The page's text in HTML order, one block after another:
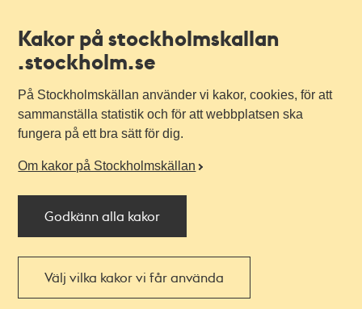
Kakor på stockholmskallan
.stockholm.se
På Stockholmskällan använder vi kakor, cookies, för att
sammanställa statistik och för att webbplatsen ska
fungera på ett bra sätt för dig.
Om kakor på Stockholmskällan
Godkänn alla kakor
Välj vilka kakor vi får använda